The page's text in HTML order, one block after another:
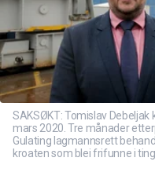
SAKSØKT: Tomislav
mars 2020. Tre månader
Gulating lagmannsrett
kroaten som blei frifunne i